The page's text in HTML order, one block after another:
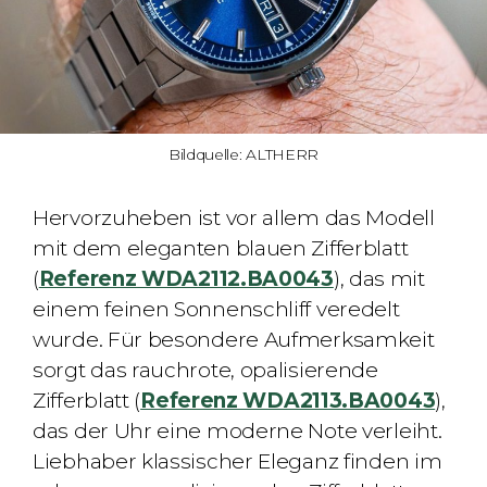
Bildquelle: ALTHERR
Hervorzuheben ist vor allem das Modell
mit dem eleganten blauen Zifferblatt
(Referenz WDA2112.BA0043), das mit
einem feinen Sonnenschliff veredelt
wurde. Für besondere Aufmerksamkeit
sorgt das rauchrote, opalisierende
Zifferblatt (Referenz WDA2113.BA0043),
das der Uhr eine moderne Note verleiht.
Liebhaber klassischer Eleganz finden im